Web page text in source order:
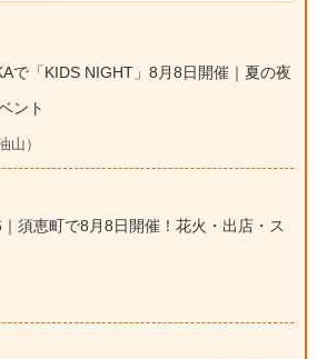
で「KIDS NIGHT」8月8日開催｜夏の夜
ント
山）
須恵町で8月8日開催！花火・出店・ス